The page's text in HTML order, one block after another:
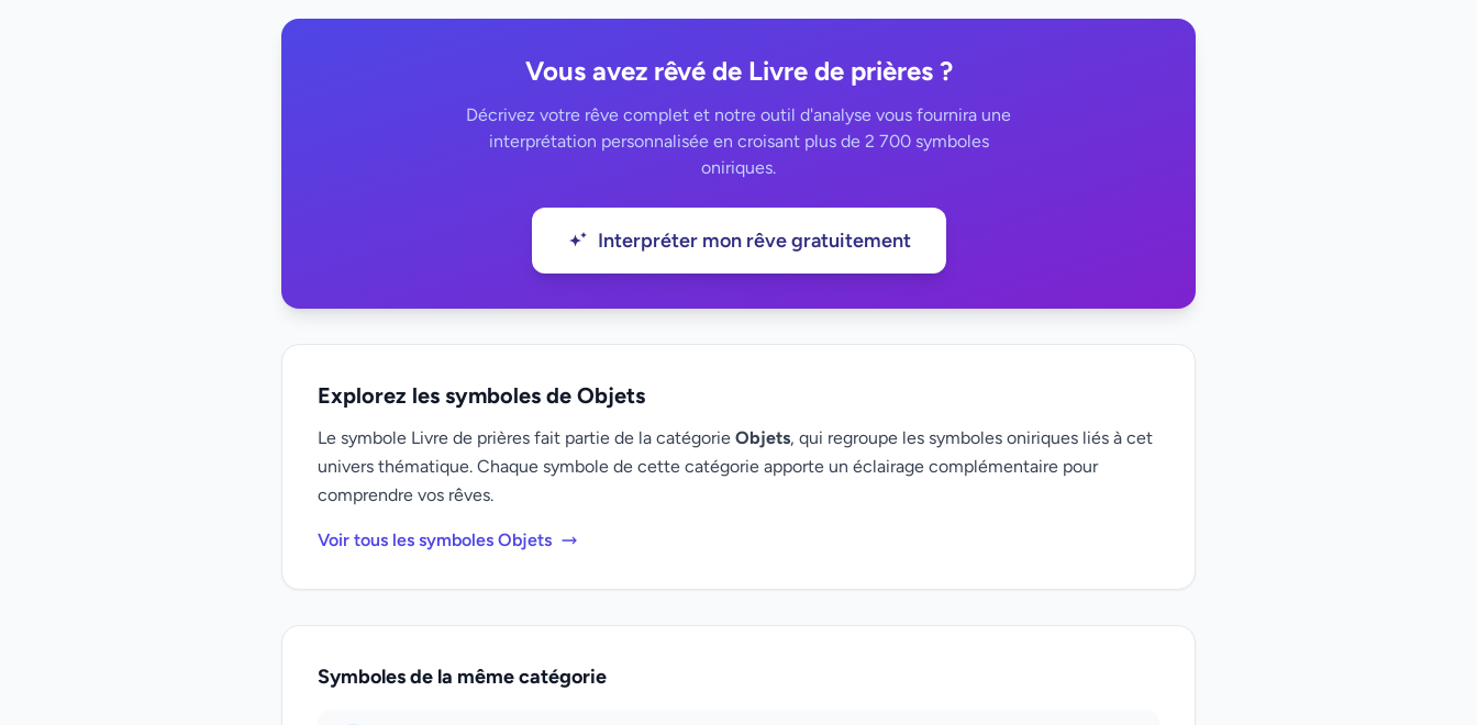
Vous avez rêvé de Livre de prières ?
Décrivez votre rêve complet et notre outil d'analyse vous fournira une
interprétation personnalisée en croisant plus de 2 700 symboles
oniriques.
Interpréter mon rêve gratuitement
Explorez les symboles de Objets
Le symbole Livre de prières fait partie de la catégorie Objets, qui regroupe les symboles oniriques liés à cet
univers thématique. Chaque symbole de cette catégorie apporte un éclairage complémentaire pour
comprendre vos rêves.
Voir tous les symboles Objets
Symboles de la même catégorie